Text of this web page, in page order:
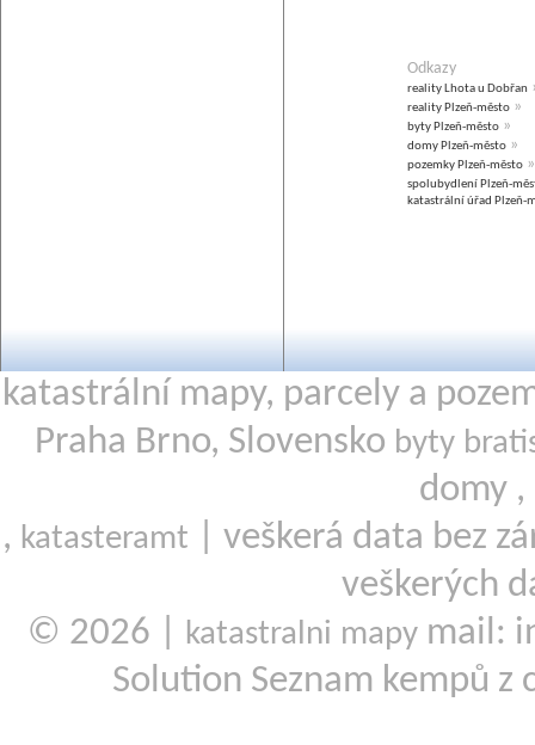
Odkazy
reality Lhota u Dobřan
reality Plzeň-město »
byty Plzeň-město »
domy Plzeň-město »
pozemky Plzeň-město »
spolubydlení Plzeň-
katastrální úřad Plzeň-
katastrální mapy, parcely a
Praha Brno, Slovensko byty
domy ,
, katasteramt
| veškerá data bez
veškerých
© 2026 |
katastralni mapy mail:
Solution Seznam kempů z